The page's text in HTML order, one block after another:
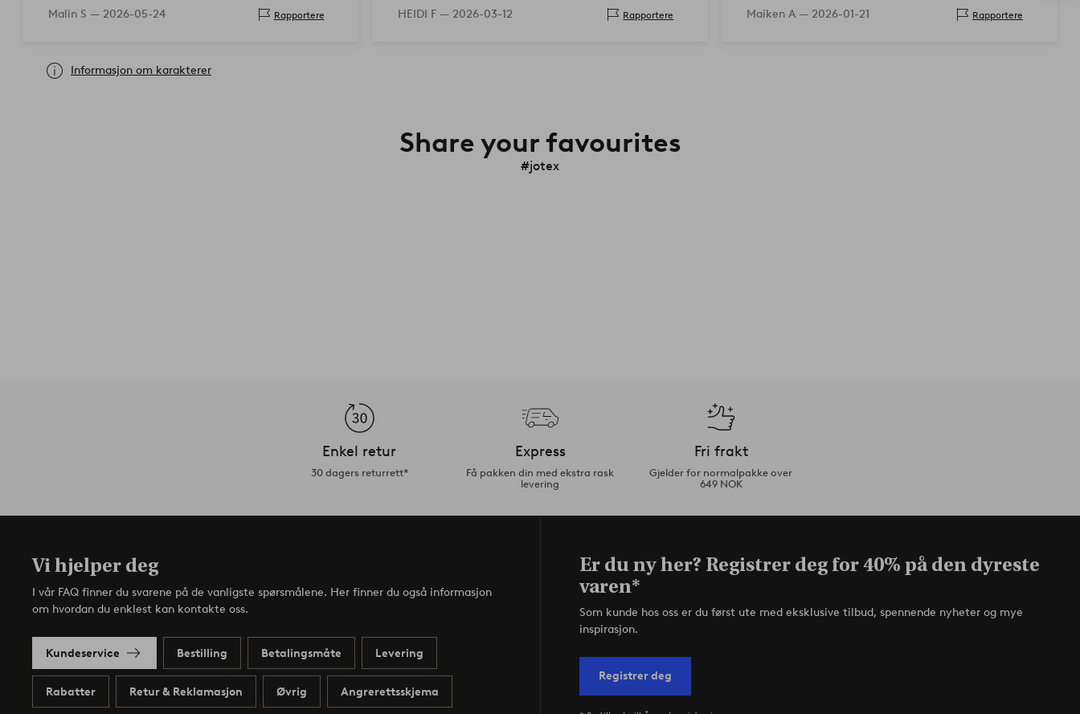
Malin S — 2026-05-24 Rapportere HEIDI F — 2026-03-12 Rapportere Maiken A — 2026-01-21 Rapportere
Informasjon om karakterer
Share your favourites
#jotex
Enkel retur
30 dagers returrett*
Express
Få pakken din med ekstra rask
levering
Fri frakt
Gjelder for normalpakke over
649 NOK
Vi hjelper deg
I vår FAQ finner du svarene på de vanligste spørsmålene. Her finner du også informasjon
om hvordan du enklest kan kontakte oss.
Kundeservice Bestilling Betalingsmåte Levering
Rabatter Retur & Reklamasjon Øvrig Angrerettsskjema
Er du ny her? Registrer deg for 40% på den dyreste
varen*
Som kunde hos oss er du først ute med eksklusive tilbud, spennende nyheter og mye
inspirasjon.
Registrer deg